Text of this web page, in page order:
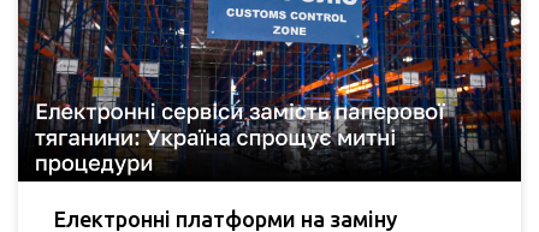
Електронні платформи на заміну